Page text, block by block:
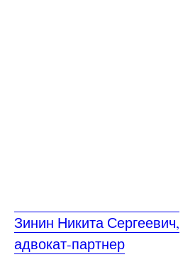
Зинин Никита Сергеевич,
адвокат-партнер